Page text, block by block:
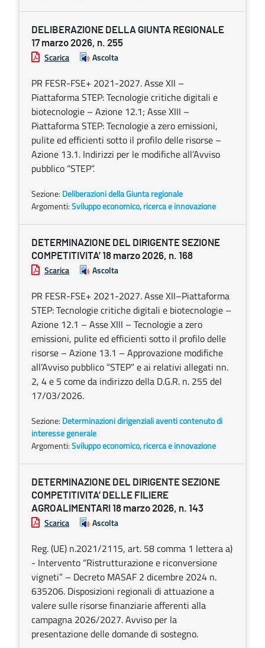
DELIBERAZIONE DELLA GIUNTA REGIONALE
17 marzo 2026, n. 255
Scarica Ascolta
PR FESR-FSE+ 2021-2027. Asse XII –
Piattaforma STEP: Tecnologie critiche digitali e
biotecnologie – Azione 12.1; Asse XIII –
Piattaforma STEP: Tecnologie a zero emissioni,
pulite ed efficienti sotto il profilo delle risorse –
Azione 13.1. Indirizzi per le modifiche all’Avviso
pubblico “STEP”.
Sezione: Deliberazioni della Giunta regionale
Argomenti:Sviluppo economico, ricerca e innovazione
DETERMINAZIONE DEL DIRIGENTE SEZIONE
COMPETITIVITA’ 18 marzo 2026, n. 168
Scarica Ascolta
PR FESR-FSE+ 2021-2027. Asse XII–Piattaforma
STEP: Tecnologie critiche digitali e biotecnologie –
Azione 12.1 – Asse XIII – Tecnologie a zero
emissioni, pulite ed efficienti sotto il profilo delle
risorse – Azione 13.1 – Approvazione modifiche
all’Avviso pubblico “STEP” e ai relativi allegati nn.
2, 4 e 5 come da indirizzo della D.G.R. n. 255 del
17/03/2026.
Sezione: Determinazioni dirigenziali aventi contenuto di
interesse generale
Argomenti:Sviluppo economico, ricerca e innovazione
DETERMINAZIONE DEL DIRIGENTE SEZIONE
COMPETITIVITA’ DELLE FILIERE
AGROALIMENTARI 18 marzo 2026, n. 143
Scarica Ascolta
Reg. (UE) n.2021/2115, art. 58 comma 1 lettera a)
- Intervento “Ristrutturazione e riconversione
vigneti” – Decreto MASAF 2 dicembre 2024 n.
635206. Disposizioni regionali di attuazione a
valere sulle risorse finanziarie afferenti alla
campagna 2026/2027. Avviso per la
presentazione delle domande di sostegno.